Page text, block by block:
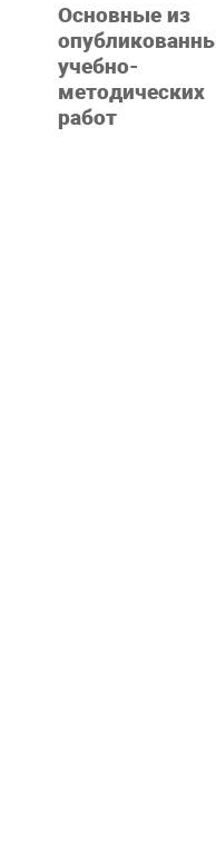
Основные из
учебно-
методических
работ